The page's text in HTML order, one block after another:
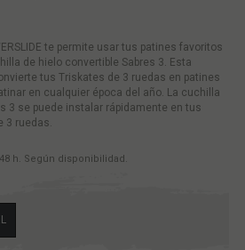
te permite usar tus patines favoritos
de hielo convertible Sabres 3. Esta
tus Triskates de 3 ruedas en patines
en cualquier época del año. La cuchilla
3 se puede instalar rápidamente en tus
3 ruedas.
h. Según disponibilidad.